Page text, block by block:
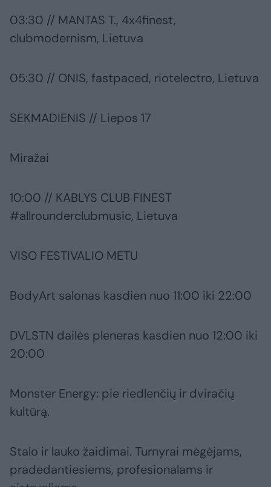
03:30 // MANTAS T., 4x4finest,
clubmodernism, Lietuva
05:30 // ONIS, fastpaced, riotelectro, Lietuva
SEKMADIENIS // Liepos 17
Miražai
10:00 // KABLYS CLUB FINEST
#allrounderclubmusic, Lietuva
VISO FESTIVALIO METU
BodyArt salonas kasdien nuo 11:00 iki 22:00
DVLSTN dailės pleneras kasdien nuo 12:00 iki
20:00
Monster Energy: pie riedlenčių ir dviračių
kultūrą.
Stalo ir lauko žaidimai. Turnyrai mėgėjams,
pradedantiesiems, profesionalams ir